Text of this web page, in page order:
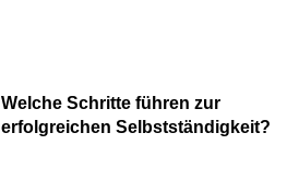
Welche Schritte führen zur
erfolgreichen Selbstständigkeit?